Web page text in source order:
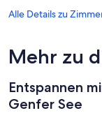
Alle Details zu
Mehr zu
Entspannen
Genfer See